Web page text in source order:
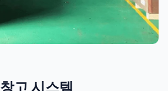
창고 시스템